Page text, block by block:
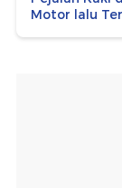
Motor lalu